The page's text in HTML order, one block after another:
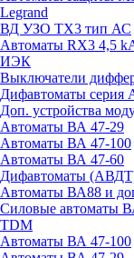
Legrand
ВД УЗО TX3 тип АС
Автоматы RX3 4,5
ИЭК
Выключатели
Дифавтоматы
Доп. устройства
Автоматы ВА 47-29
Автоматы ВА 47-100
Автоматы ВА 47-60
Дифавтоматы
Автоматы ВА88 и
Силовые автоматы
TDM
Автоматы ВА 47-100